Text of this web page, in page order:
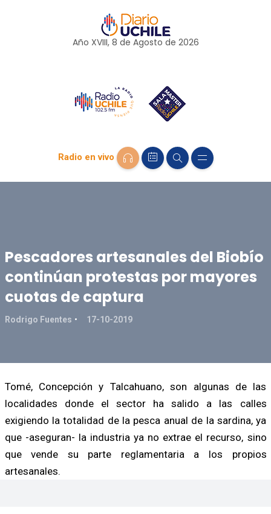
Año XVIII, 8 de Agosto de 2026
Radio en vivo
Pescadores artesanales del Biobío
continúan protestas por mayores
cuotas de captura
Rodrigo Fuentes 17-10-2019
Tomé, Concepción y Talcahuano, son algunas de las
localidades donde el sector ha salido a las calles
exigiendo la totalidad de la pesca anual de la sardina, ya
que -aseguran- la industria ya no extrae el recurso, sino
que vende su parte reglamentaria a los propios
artesanales.